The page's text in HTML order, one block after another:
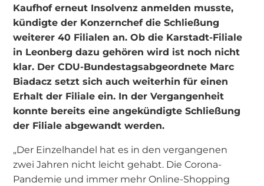
Kaufhof erneut Insolvenz anmelden musste,
kündigte der Konzernchef die Schließung
weiterer 40 Filialen an. Ob die Karstadt-Filiale
in Leonberg dazu gehören wird ist noch nicht
klar. Der CDU-Bundestagsabgeordnete Marc
Biadacz setzt sich auch weiterhin für einen
Erhalt der Filiale ein. In der Vergangenheit
konnte bereits eine angekündigte Schließung
der Filiale abgewandt werden.
„Der Einzelhandel hat es in den vergangenen
zwei Jahren nicht leicht gehabt. Die Corona-
Pandemie und immer mehr Online-Shopping